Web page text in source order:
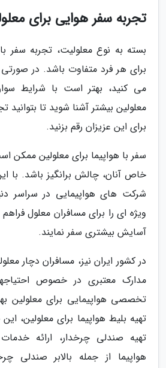
تجربه سفر هوایی برای
بسته به نوع معلولیت، تجربه سفر
برای هر فرد متفاوت باشد. در
می کنید، بهتر است با شرایط
معلولین بیشتر آشنا شوید تا بتوانید
برای این عزیزان رقم بزنید.
سفر با هواپیما برای معلولین ممکن
خاص آنان، چالش برانگیز باشد. با
شرکت های هواپیمایی در سراسر
ویژه ای را برای مسافران معلول فراهم
آسایش بیشتری سفر نمایند.
در کشور ایران نیز، مسافران دچار
مدارک معتبری در خصوص
تخصصی هواپیمایی برای معلولین
تهیه بلیط هواپیما برای معلولین،
تهیه صندلی چرخدار، ارائه
هواپیما از جمله بالابر صندلی